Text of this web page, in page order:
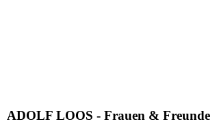
ADOLF LOOS - Frauen & Freunde